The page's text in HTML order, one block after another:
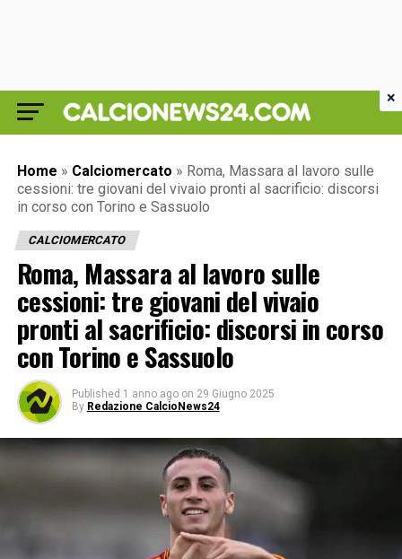
Home » Calciomercato » Roma, Massara al lavoro sulle
cessioni: tre giovani del vivaio pronti al sacrificio: discorsi
in corso con Torino e Sassuolo
CALCIOMERCATO
Roma, Massara al lavoro sulle
cessioni: tre giovani del vivaio
pronti al sacrificio: discorsi in corso
con Torino e Sassuolo
Published 1 anno ago on 29 Giugno 2025
By Redazione CalcioNews24
×